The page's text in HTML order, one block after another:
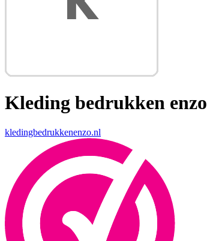
Kleding bedrukken enzo
kledingbedrukkenenzo.nl